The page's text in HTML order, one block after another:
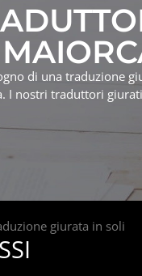
di una traduzione
I nostri traduttori
giurata in soli